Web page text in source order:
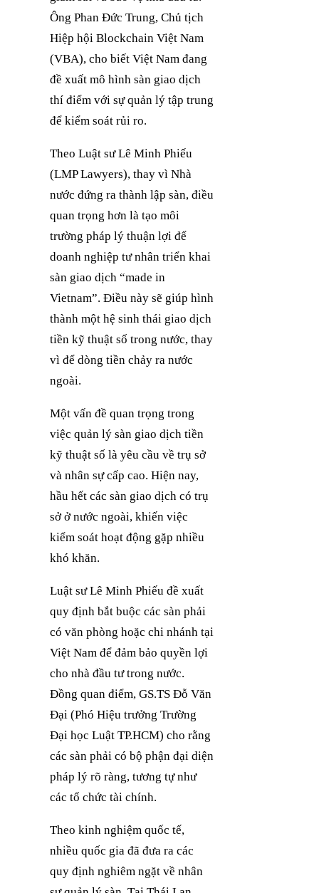
Ông Phan Đức Trung, Chủ tịch
Hiệp hội Blockchain Việt Nam
(VBA), cho biết Việt Nam đang
đề xuất mô hình sàn giao dịch
thí điểm với sự quản lý tập trung
để kiểm soát rủi ro.
Theo Luật sư Lê Minh Phiếu
(LMP Lawyers), thay vì Nhà
nước đứng ra thành lập sàn, điều
quan trọng hơn là tạo môi
trường pháp lý thuận lợi để
doanh nghiệp tư nhân triển khai
sàn giao dịch “made in
Vietnam”. Điều này sẽ giúp hình
thành một hệ sinh thái giao dịch
tiền kỹ thuật số trong nước, thay
vì để dòng tiền chảy ra nước
ngoài.
Một vấn đề quan trọng trong
việc quản lý sàn giao dịch tiền
kỹ thuật số là yêu cầu về trụ sở
và nhân sự cấp cao. Hiện nay,
hầu hết các sàn giao dịch có trụ
sở ở nước ngoài, khiến việc
kiểm soát hoạt động gặp nhiều
khó khăn.
Luật sư Lê Minh Phiếu đề xuất
quy định bắt buộc các sàn phải
có văn phòng hoặc chi nhánh tại
Việt Nam để đảm bảo quyền lợi
cho nhà đầu tư trong nước.
Đồng quan điểm, GS.TS Đỗ Văn
Đại (Phó Hiệu trưởng Trường
Đại học Luật TP.HCM) cho rằng
các sàn phải có bộ phận đại diện
pháp lý rõ ràng, tương tự như
các tổ chức tài chính.
Theo kinh nghiệm quốc tế,
nhiều quốc gia đã đưa ra các
quy định nghiêm ngặt về nhân